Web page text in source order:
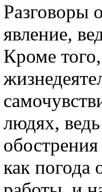
Разговоры
явление,
Кроме
людях,
как погода